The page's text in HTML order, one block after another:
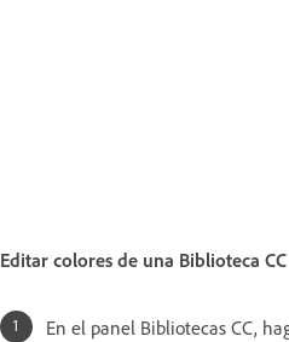
Editar colores de una Biblioteca CC
En el panel Bibliotecas CC,